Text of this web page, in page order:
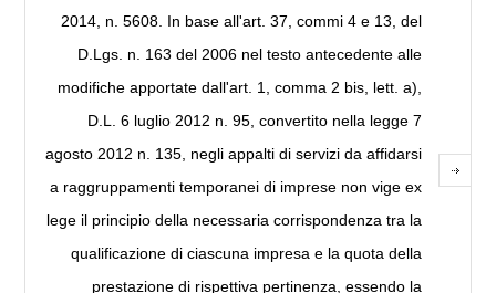
2014, n. 5608. In base all'art. 37, commi 4 e 13, del
D.Lgs. n. 163 del 2006 nel testo antecedente alle
modifiche apportate dall'art. 1, comma 2 bis, lett. a),
D.L. 6 luglio 2012 n. 95, convertito nella legge 7
agosto 2012 n. 135, negli appalti di servizi da affidarsi
a raggruppamenti temporanei di imprese non vige ex
lege il principio della necessaria corrispondenza tra la
qualificazione di ciascuna impresa e la quota della
prestazione di rispettiva pertinenza, essendo la